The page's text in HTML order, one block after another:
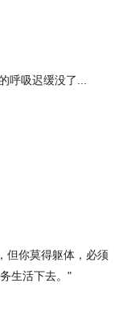
呼吸迟缓没了...
但你莫得躯体，必须
生活下去。"